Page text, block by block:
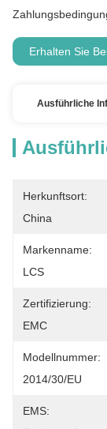
Erhalten Sie
Ausführliche
Herkunftsort:
China
Markenname:
LCS
Zertifizierung:
EMC
Modellnummer:
2014/30/EU
EMS: